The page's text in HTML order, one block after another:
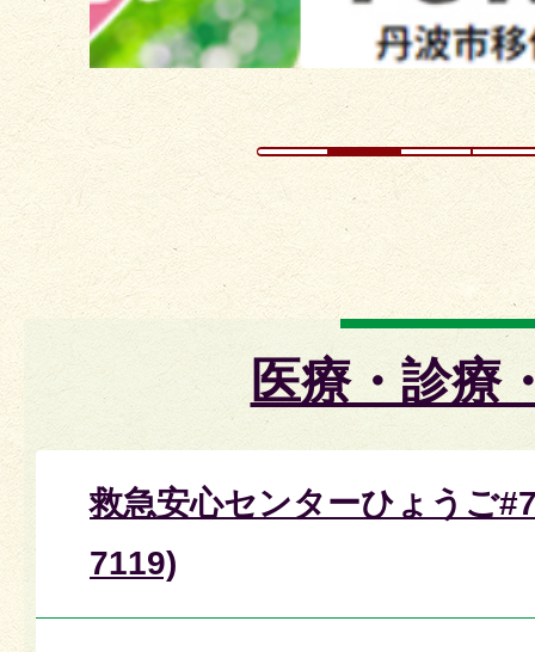
ド
医療・診療
救急安心センターひょうご
7119)